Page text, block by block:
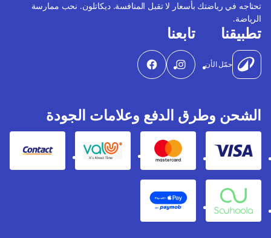
تحتاجه في رياضتك بأسعار لا تقبل المنافسة. ديكاتلون. نحب ممارسة
الرياضة.
تطبيقنا
حمّل الأن
تابعنا
الشحن وطرق الدفع وعلامات الجودة
Visa
Mastercard
Valu
Contact
Souhoola
Apple Pay